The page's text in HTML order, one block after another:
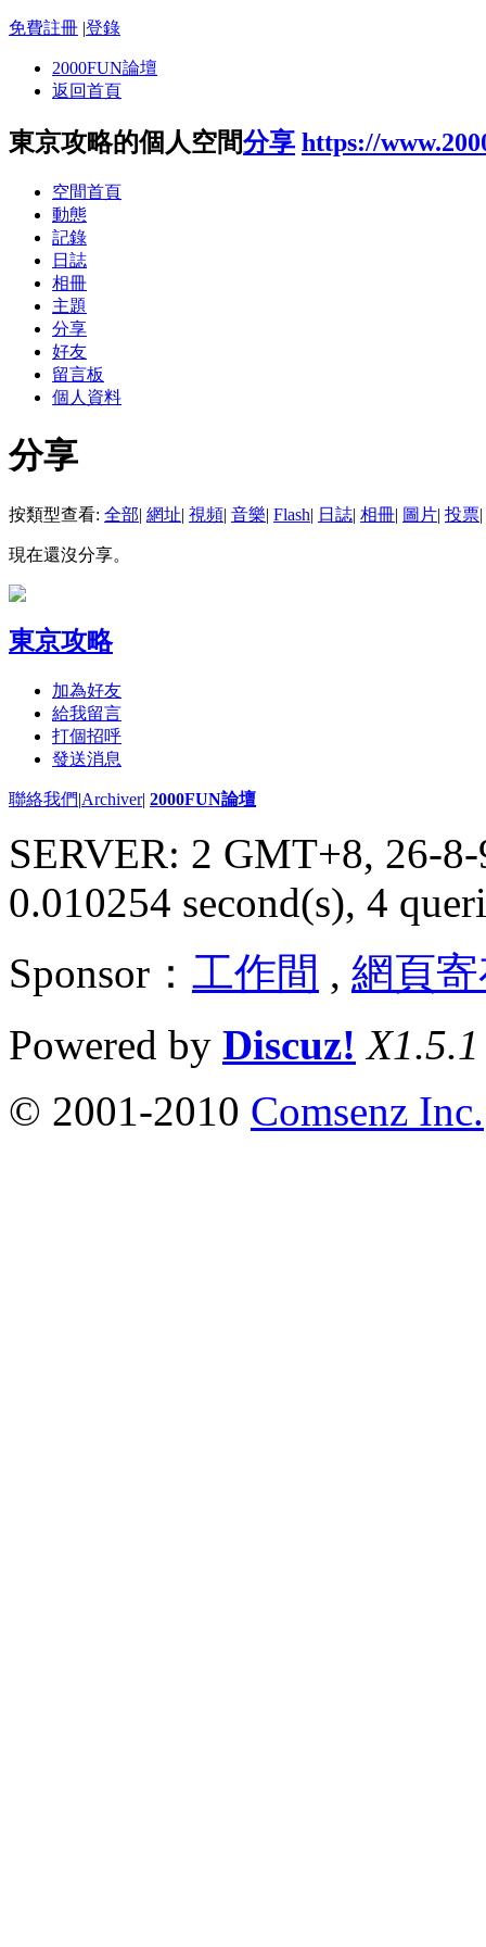
免費註冊 |登錄
2000FUN論壇
返回首頁
東京攻略的個人空間分享 https://
空間首頁
動態
記錄
日誌
相冊
主題
分享
好友
留言板
個人資料
分享
按類型查看: 全部| 網址| 視頻| 音樂| Flash| 日誌| 相冊| 圖片| 投票|
現在還沒分享。
東京攻略
加為好友
給我留言
打個招呼
發送消息
聯絡我們|Archiver| 2000FUN論壇
SERVER: 2 GMT+8, 26-
0.010254 second(s), 4
Sponsor： 工作間 , 網頁
Powered by Discuz! X1.5.1
© 2001-2010 Comsenz Inc.